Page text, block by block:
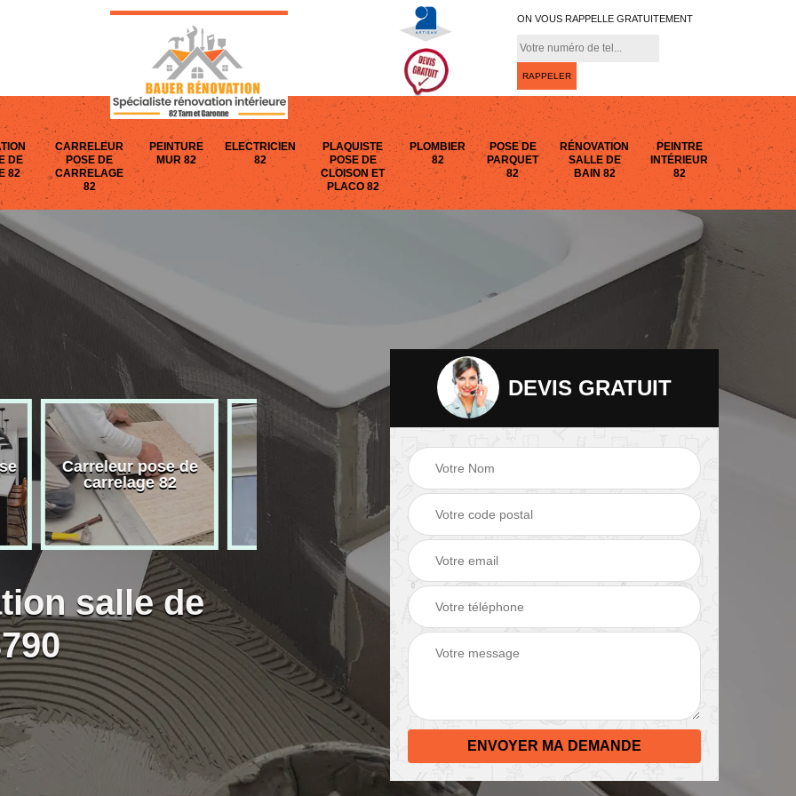
ON VOUS RAPPELLE GRATUITEMENT
DE
82
CARRELEUR
POSE DE
CARRELAGE
82
PEINTURE
MUR 82
ELECTRICIEN
82
PLAQUISTE
POSE DE
CLOISON ET
PLACO 82
PLOMBIER
82
POSE DE
PARQUET
82
RÉNOVATION
SALLE DE
BAIN 82
PEINTRE
INTÉRIEUR
82
de
82
Peinture mur 82 Electricien 82
Plaquiste pose de
Plombier 82
salle de
DEVIS GRATUIT